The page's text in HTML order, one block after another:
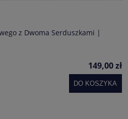
z Dwoma Serduszkami |
149,00 zł
DO KOSZYKA